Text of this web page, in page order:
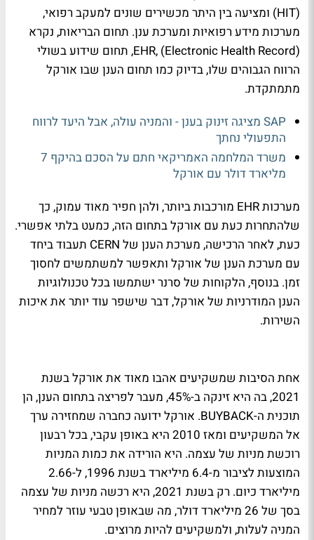
(HIT) ומציעה בין היתר מכשירים שונים למעקב רפואי,
מערכות מידע רפואיות ומערכת ענן. תחום הבריאות, נקרא
EHR, (Electronic Health Record), תחום שידוע בשולי
הרווח הגבוהים שלו, בדיוק כמו תחום הענן שבו אורקל
מתמתקדת.
SAP מציגה זינוק בענן - והמניה עולה, אבל היעד לרווח
התפעולי נחתך
משרד המלחמה האמריקאי חתם על הסכם בהיקף 7
מליארד דולר עם אורקל
מערכות EHR מורכבות ביותר, ולהן חפיר מאוד עמוק, כך
שלהתחרות כעת עם אורקל בתחום הזה, כמעט בלתי אפשרי.
כעת, לאחר הרכישה, מערכת הענן של CERN תעבוד ביחד
עם מערכת הענן של אורקל ותאפשר למשתמשים לחסוך
זמן. בנוסף, הלקוחות של סרנר ישתמשו בכל טכנולוגיות
הענן המודרניות של אורקל, דבר שישפר עוד יותר את איכות
השירות.
אחת הסיבות שמשקיעים אהבו מאוד את אורקל בשנת
2021, בה היא זינקה ב-45%, מעבר לפריצה בתחום הענן, הן
תוכנית ה-BUYBACK. אורקל ידועה כחברה שמחזירה ערך
אל המשקיעים ומאז 2010 היא באופן עקבי, בכל רבעון
רוכשת מניות של עצמה. היא הורידה את כמות המניות
המוצעות לציבור מ-6.4 מיליארד בשנת 1996, ל-2.66
מיליארד כיום. רק בשנת 2021, היא רכשה מניות של עצמה
בסך של 26 מיליארד דולר, מה שבאופן טבעי עוזר למחיר
המניה לעלות, ולמשקיעים להיות מרוצים.